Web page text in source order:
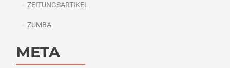
ZEITUNGSARTIKEL
ZUMBA
META